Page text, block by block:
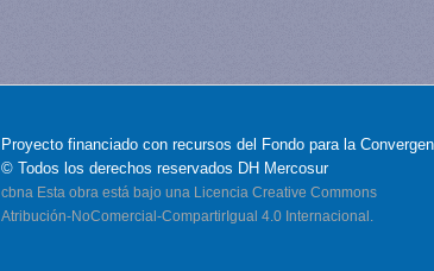
Proyecto financiado con recursos del Fondo para la
© Todos los derechos reservados DH Mercosur
cbna Esta obra está bajo una Licencia Creative Commons
Atribución-NoComercial-CompartirIgual 4.0 Internacional.